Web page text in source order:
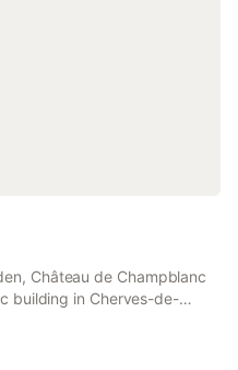
Château de Champblanc
building in Cherves-de-
This homestay
free private parking.